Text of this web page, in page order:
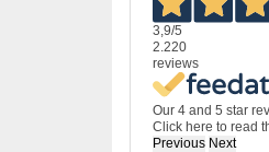
3,9/5
2.220
reviews
Our 4 and 5 star
Click here to read
Previous Next